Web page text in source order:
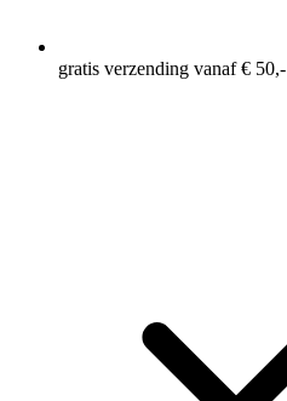
gratis verzending vanaf € 50,-